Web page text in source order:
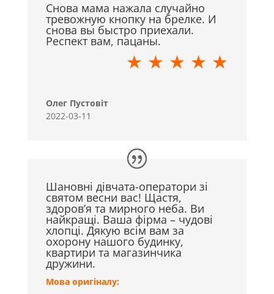
Снова мама нажала случайно
тревожную кнопку на брелке. И
снова вы быстро приехали.
Респект вам, пацаны.
★ ★ ★ ★ ★
Олег Пустовіт
2022-03-11
Шановні дівчата-оператори зі
святом весни вас! Щастя,
здоров’я та мирного неба. Ви
найкращі. Ваша фірма – чудові
хлопці. Дякую всім вам за
охорону нашого будинку,
квартири та магазинчика
дружини.
Мова оригіналу: